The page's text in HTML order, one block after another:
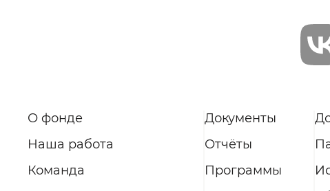
О фонде
Наша работа
Команда
Документы
Отчёты
Программы